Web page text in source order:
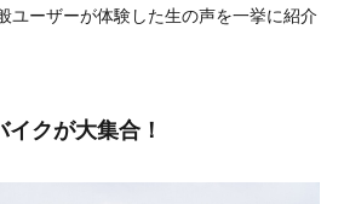
ユーザーが体験した生の声を一挙に紹介
イクが大集合！